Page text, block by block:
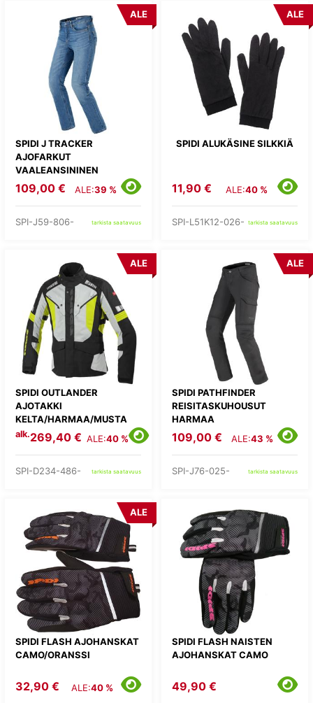
SPIDI J TRACKER
AJOFARKUT
VAALEANSININEN
ALE
109,00 € ALE:39 %
SPI-J59-806- tarkista saatavuus
SPIDI ALUKÄSINE SILKKIÄ
ALE
11,90 € ALE:40 %
SPI-L51K12-026- tarkista saatavuus
SPIDI OUTLANDER
AJOTAKKI
KELTA/HARMAA/MUSTA
ALE
alk.269,40 € ALE:40 %
SPI-D234-486- tarkista saatavuus
SPIDI PATHFINDER
REISITASKUHOUSUT
HARMAA
ALE
109,00 € ALE:43 %
SPI-J76-025- tarkista saatavuus
SPIDI FLASH AJOHANSKAT
CAMO/ORANSSI
ALE
32,90 € ALE:40 %
SPIDI FLASH NAISTEN
AJOHANSKAT CAMO
49,90 €